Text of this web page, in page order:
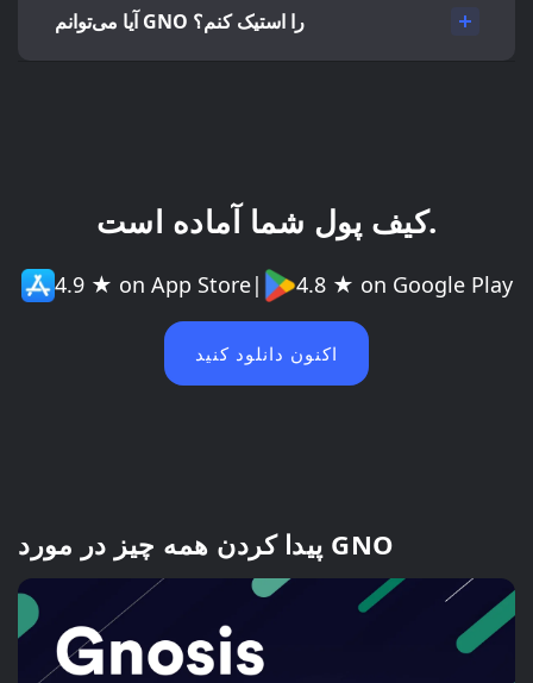
آیا می‌توانم GNO را استیک کنم؟
کیف پول شما آماده است.
4.9 ★ on App Store| 4.8 ★ on Google Play
اکنون دانلود کنید
پیدا کردن همه چیز در مورد GNO